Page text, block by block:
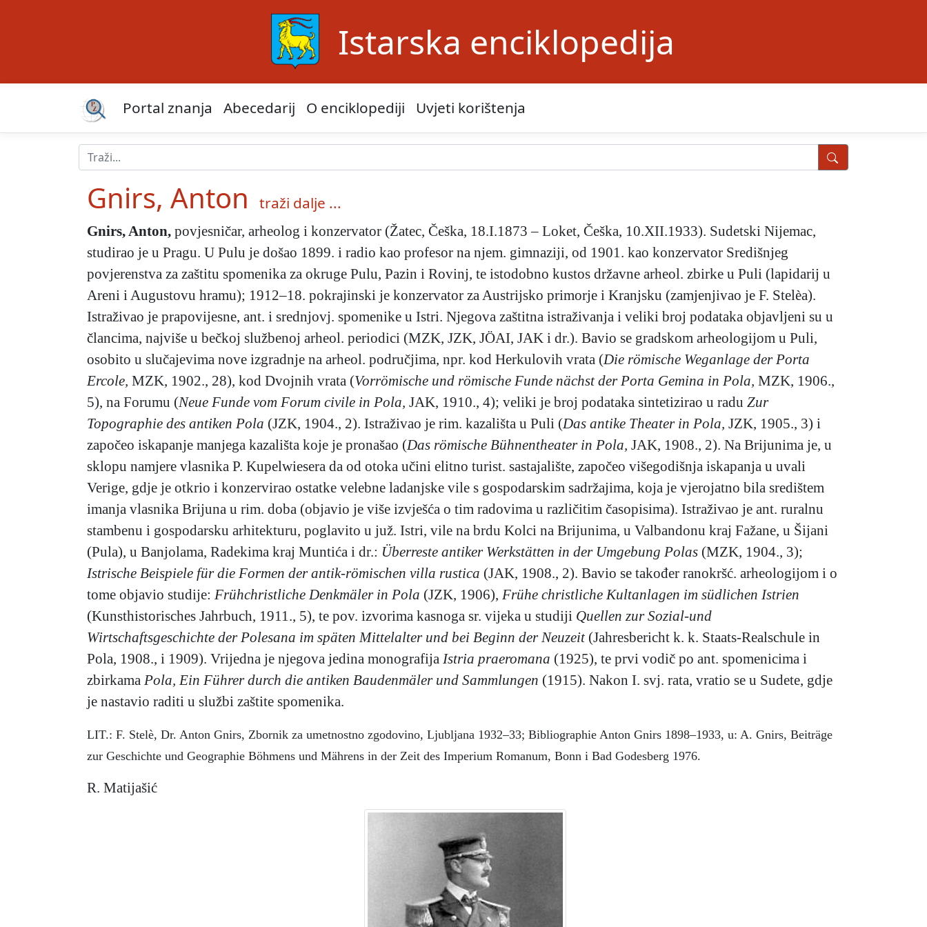
Istarska enciklopedija
Portal znanja Abecedarij O enciklopediji Uvjeti korištenja
Gnirs, Anton traži dalje ...
Gnirs, Anton, povjesničar, arheolog i konzervator (Žatec, Češka, 18.I.1873 – Loket, Češka, 10.XII.1933). Sudetski Nijemac,
studirao je u Pragu. U Pulu je došao 1899. i radio kao profesor na njem. gimnaziji, od 1901. kao konzervator Središnjeg
povjerenstva za zaštitu spomenika za okruge Pulu, Pazin i Rovinj, te istodobno kustos državne arheol. zbirke u Puli (lapidarij u
Areni i Augustovu hramu); 1912–18. pokrajinski je konzervator za Austrijsko primorje i Kranjsku (zamjenjivao je F. Stelèa).
Istraživao je prapovijesne, ant. i srednjovj. spomenike u Istri. Njegova zaštitna istraživanja i veliki broj podataka objavljeni su u
člancima, najviše u bečkoj službenoj arheol. periodici (MZK, JZK, JÖAI, JAK i dr.). Bavio se gradskom arheologijom u Puli,
osobito u slučajevima nove izgradnje na arheol. područjima, npr. kod Herkulovih vrata (Die römische Weganlage der Porta
Ercole, MZK, 1902., 28), kod Dvojnih vrata (Vorrömische und römische Funde nächst der Porta Gemina in Pola, MZK, 1906.,
5), na Forumu (Neue Funde vom Forum civile in Pola, JAK, 1910., 4); veliki je broj podataka sintetizirao u radu Zur
Topographie des antiken Pola (JZK, 1904., 2). Istraživao je rim. kazališta u Puli (Das antike Theater in Pola, JZK, 1905., 3) i
započeo iskapanje manjega kazališta koje je pronašao (Das römische Bühnentheater in Pola, JAK, 1908., 2). Na Brijunima je, u
sklopu namjere vlasnika P. Kupelwiesera da od otoka učini elitno turist. sastajalište, započeo višegodišnja iskapanja u uvali
Verige, gdje je otkrio i konzervirao ostatke velebne ladanjske vile s gospodarskim sadržajima, koja je vjerojatno bila središtem
imanja vlasnika Brijuna u rim. doba (objavio je više izvješća o tim radovima u različitim časopisima). Istraživao je ant. ruralnu
stambenu i gospodarsku arhitekturu, poglavito u juž. Istri, vile na brdu Kolci na Brijunima, u Valbandonu kraj Fažane, u Šijani
(Pula), u Banjolama, Radekima kraj Muntića i dr.: Überreste antiker Werkstätten in der Umgebung Polas (MZK, 1904., 3);
Istrische Beispiele für die Formen der antik-römischen villa rustica (JAK, 1908., 2). Bavio se također ranokršć. arheologijom i o
tome objavio studije: Frühchristliche Denkmäler in Pola (JZK, 1906), Frühe christliche Kultanlagen im südlichen Istrien
(Kunsthistorisches Jahrbuch, 1911., 5), te pov. izvorima kasnoga sr. vijeka u studiji Quellen zur Sozial-und
Wirtschaftsgeschichte der Polesana im späten Mittelalter und bei Beginn der Neuzeit(Jahresbericht k. k. Staats-Realschule in
Pola, 1908., i 1909). Vrijedna je njegova jedina monografija Istria praeromana (1925), te prvi vodič po ant. spomenicima i
zbirkama Pola, Ein Führer durch die antiken Baudenmäler und Sammlungen (1915). Nakon I. svj. rata, vratio se u Sudete, gdje
je nastavio raditi u službi zaštite spomenika.
LIT.: F. Stelè, Dr. Anton Gnirs, Zbornik za umetnostno zgodovino, Ljubljana 1932–33; Bibliographie Anton Gnirs 1898–1933, u: A. Gnirs, Beiträge
zur Geschichte und Geographie Böhmens und Mährens in der Zeit des Imperium Romanum, Bonn i Bad Godesberg 1976.
R. Matijašić